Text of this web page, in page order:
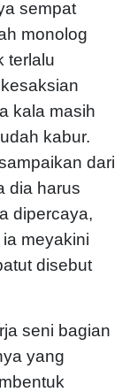
sempat
monolog
terlalu
kala masih
kabur.
dari
dia harus
dipercaya,
meyakini
disebut
seni bagian
yang